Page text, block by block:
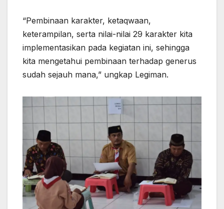
“Pembinaan karakter, ketaqwaan,
keterampilan, serta nilai-nilai 29 karakter kita
implementasikan pada kegiatan ini, sehingga
kita mengetahui pembinaan terhadap generus
sudah sejauh mana,” ungkap Legiman.